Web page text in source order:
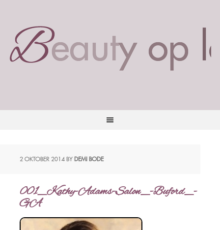
2 OKTOBER 2014 BY DEMI BODE
001_Kathy-Adams-Salon_-Buford_-
GA